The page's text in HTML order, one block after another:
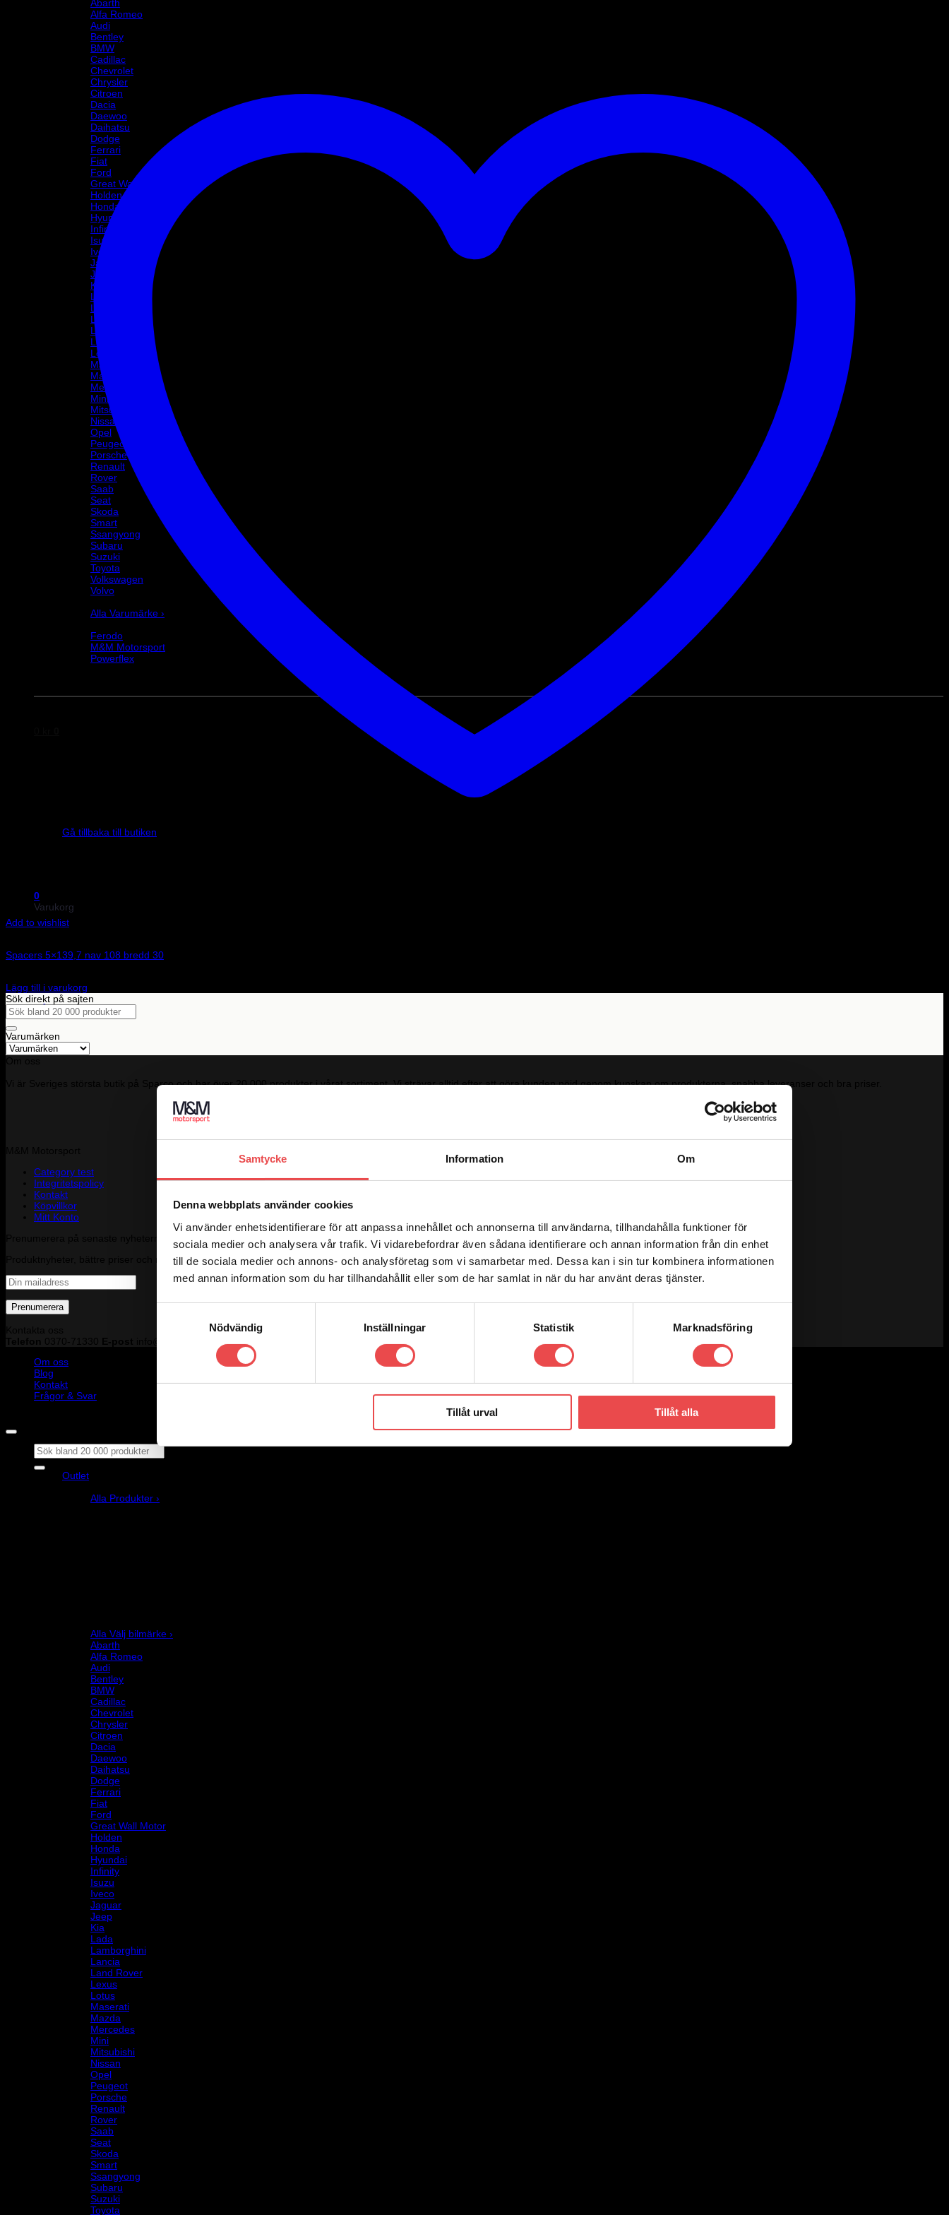
Samtycke Information Om
Denna webbplats använder cookies
Vi använder enhetsidentifierare för att anpassa innehållet och annonserna till användarna, tillhandahålla funktioner för
sociala medier och analysera vår trafik. Vi vidarebefordrar även sådana identifierare och annan information från din enhet
till de sociala medier och annons- och analysföretag som vi samarbetar med. Dessa kan i sin tur kombinera informationen
med annan information som du har tillhandahållit eller som de har samlat in när du har använt deras tjänster.
Nödvändig
Inställningar Statistik Marknadsföring
Tillåt urval Tillåt alla
Abarth
Alfa Romeo
Audi
Bentley
BMW
Cadillac
Chevrolet
Chrysler
Citroen
Dacia
Daewoo
Daihatsu
Dodge
Ferrari
Fiat
Ford
Great Wall Motor
Holden
Honda
Hyundai
Infinity
Isuzu
Iveco
Jaguar
Jeep
Kia
Lada
Lamborghini
Lancia
Land Rover
Lexus
Lotus
Maserati
Mazda
Mercedes
Mini
Mitsubishi
Nissan
Opel
Peugeot
Porsche
Renault
Rover
Saab
Seat
Skoda
Smart
Ssangyong
Subaru
Suzuki
Toyota
Volkswagen
Volvo
Alla Varumärke ›
Ferodo
M&M Motorsport
Powerflex
Gå tillbaka till butiken
0
Varukorg
Inga produkter i varukorgen.
Gå tillbaka till butiken
Add to wishlist
Spacers 5×139,7 nav 108 bredd 30
Lägg till i varukorg
Sök direkt på sajten
Sök
efter:
Varumärken
Vi är Sveriges största butik på Sparco och har över 20 000 produkter i vårat sortiment. Vi strävar alltid efter att göra kunden nöjd genom kunskap om produkterna, snabba leveranser och bra priser.
Category test
Integritetspolicy
Kontakt
Köpvillkor
Mitt Konto
Produktnyheter, bättre priser och mycket mer - ta del av vårt nyhetsbrev!
Om oss
Blog
Kontakt
Frågor & Svar
Sök
efter:
Outlet
Alla Produkter ›
Alla Välj bilmärke ›
Abarth
Alfa Romeo
Audi
Bentley
BMW
Cadillac
Chevrolet
Chrysler
Citroen
Dacia
Daewoo
Daihatsu
Dodge
Ferrari
Fiat
Ford
Great Wall Motor
Holden
Honda
Hyundai
Infinity
Isuzu
Iveco
Jaguar
Jeep
Kia
Lada
Lamborghini
Lancia
Land Rover
Lexus
Lotus
Maserati
Mazda
Mercedes
Mini
Mitsubishi
Nissan
Opel
Peugeot
Porsche
Renault
Rover
Saab
Seat
Skoda
Smart
Ssangyong
Subaru
Suzuki
Toyota